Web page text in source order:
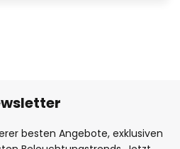
besten Angebote, exklusiven